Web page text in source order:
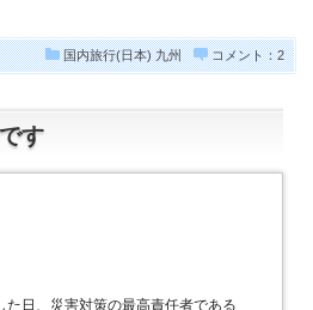
国内旅行(日本) 九州 コメント：2
す
た日、災害対策の最高責任者である